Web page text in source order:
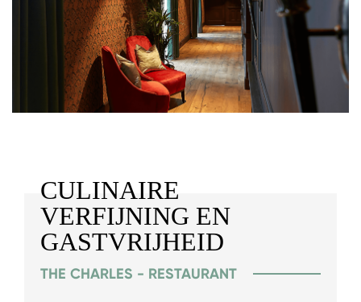
CULINAIRE
VERFIJNING EN
GASTVRIJHEID
THE CHARLES - RESTAURANT